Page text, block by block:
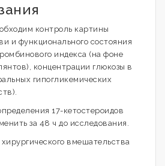
контроль картины
и функционального состояния
индекса (на фоне
концентрации глюкозы в
гипогликемических
17-кетостероидов
за 48 ч до исследования.
вмешательства